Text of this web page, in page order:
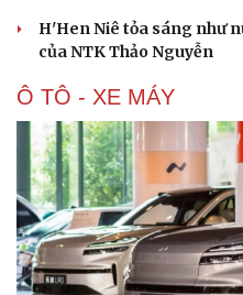
H'Hen Niê tỏa sáng như
của NTK Thảo Nguyễn
Ô TÔ - XE MÁY